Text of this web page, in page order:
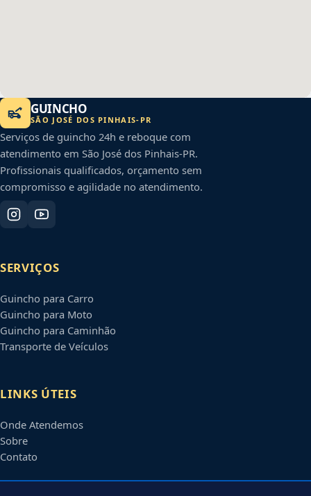
GUINCHO
SÃO JOSÉ DOS PINHAIS- PR
Serviços de guincho 24h e reboque com
atendimento em São José dos Pinhais-PR.
Profissionais qualificados, orçamento sem
compromisso e agilidade no atendimento.
SERVIÇOS
Guincho para Carro
Guincho para Moto
Guincho para Caminhão
Transporte de Veículos
LINKS ÚTEIS
Onde Atendemos
Sobre
Contato